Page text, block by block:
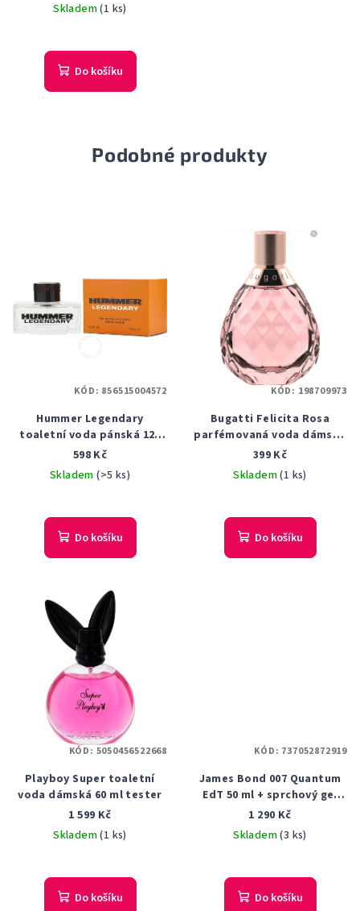
Skladem(1 ks)
Do košíku
Podobné produkty
Hummer Legendary
toaletní voda pánská 125
ml
598 Kč
Skladem(>5 ks)
Do košíku
KÓD: 856515004572
Bugatti Felicita Rosa
parfémovaná voda dámská
60 ml tester
399 Kč
Skladem(1 ks)
Do košíku
KÓD: 198709973
Playboy Super toaletní
voda dámská 60 ml tester
1 599 Kč
Skladem(1 ks)
Do košíku
KÓD: 5050456522668
James Bond 007 Quantum
EdT 50 ml + sprchový gel
150 ml dárková sada
1 290 Kč
Skladem(3 ks)
Do košíku
KÓD: 737052872919